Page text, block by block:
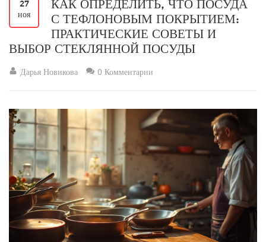
27
ноя
КАК ОПРЕДЕЛИТЬ, ЧТО ПОСУДА
С ТЕФЛОНОВЫМ ПОКРЫТИЕМ:
ПРАКТИЧЕСКИЕ СОВЕТЫ И
ВЫБОР СТЕКЛЯННОЙ ПОСУДЫ
Дарья Новикова 0 Комментарии